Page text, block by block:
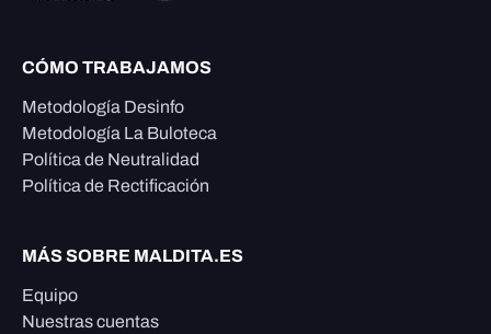
CÓMO TRABAJAMOS
Metodología Desinfo
Metodología La Buloteca
Política de Neutralidad
Política de Rectificación
MÁS SOBRE MALDITA.ES
Equipo
Nuestras cuentas